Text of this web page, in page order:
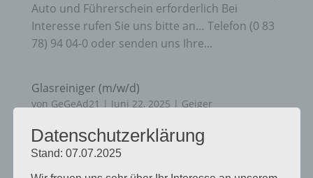
Auto und Führerschein erforderlich Bei
Interesse rufen Sie uns bitte an… Telefon (0 83
78) 94 04-0 oder senden uns Ihre...
Glasreiniger (m/w/d)
von GeGeAd21 | Juni 22, 2025 | Geiger
Glasreiniger (m/w/d) in Vollzeit ab sofort
gesucht! Gute Arbeitsbedingungen
Datenschutzerklärung
Stand: 07.07.2025